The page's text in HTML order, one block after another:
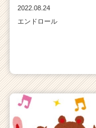
2022.08.24
エンドロール